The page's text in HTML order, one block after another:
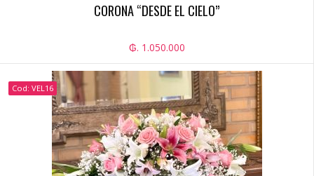
CORONA “DESDE EL CIELO”
₲. 1.050.000
Cod: VEL16